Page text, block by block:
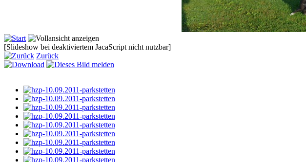
[Slideshow bei deaktiviertem JacaScript nicht nutzbar]
Zurück